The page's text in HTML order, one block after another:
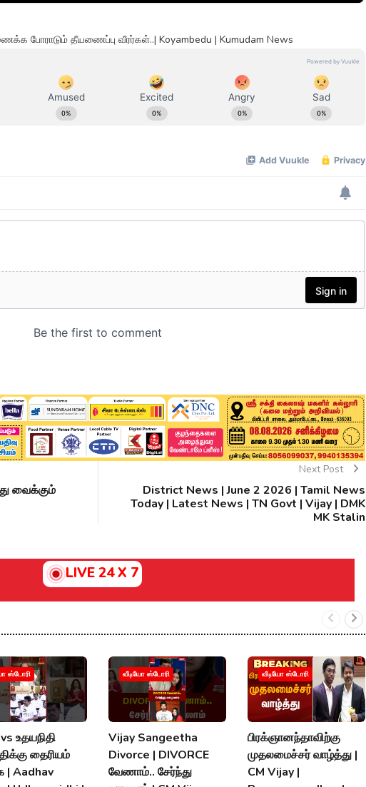
போராடும் தீயணைப்பு வீரர்கள்..| Koyambedu | Kumudam News
வைக்கும்
Next Post
District News | June 2 2026 | Tamil News
Today | Latest News | TN Govt | Vijay | DMK
MK Stalin
LIVE 24 X 7
ஸ்டோரி
உதயநிதி
தைரியம்
| Aadhav
வீடியோ ஸ்டோரி
Vijay Sangeetha
Divorce | DIVORCE
வேணாம்.. சேர்ந்து
வீடியோ ஸ்டோரி
பிரக்ஞானந்தாவிற்கு
முதலமைச்சர் வாழ்த்து |
CM Vijay |